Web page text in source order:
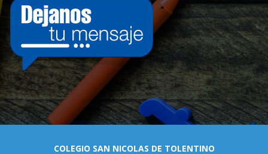
COLEGIO SAN NICOLAS DE TOLENTINO